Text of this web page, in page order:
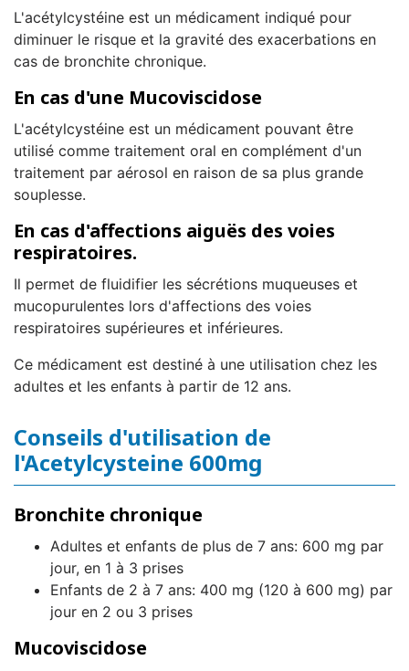
L'acétylcystéine est un médicament indiqué pour
diminuer le risque et la gravité des exacerbations en
cas de bronchite chronique.
En cas d'une Mucoviscidose
L'acétylcystéine est un médicament pouvant être
utilisé comme traitement oral en complément d'un
traitement par aérosol en raison de sa plus grande
souplesse.
En cas d'affections aiguës des voies
respiratoires.
Il permet de fluidifier les sécrétions muqueuses et
mucopurulentes lors d'affections des voies
respiratoires supérieures et inférieures.
Ce médicament est destiné à une utilisation chez les
adultes et les enfants à partir de 12 ans.
Conseils d'utilisation de
l'Acetylcysteine 600mg
Bronchite chronique
Adultes et enfants de plus de 7 ans: 600 mg par
jour, en 1 à 3 prises
Enfants de 2 à 7 ans: 400 mg (120 à 600 mg) par
jour en 2 ou 3 prises
Mucoviscidose